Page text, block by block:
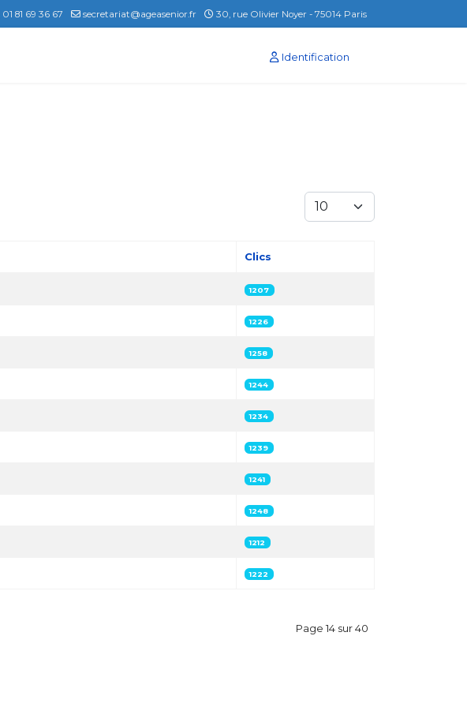
01 81 69 36 67 secretariat@ageasenior.fr 30, rue Olivier Noyer - 75014 Paris
Identification
Afficher #
Clics
1207
1226
1258
1244
1234
1239
1241
1248
1212
1222
Page 14 sur 40